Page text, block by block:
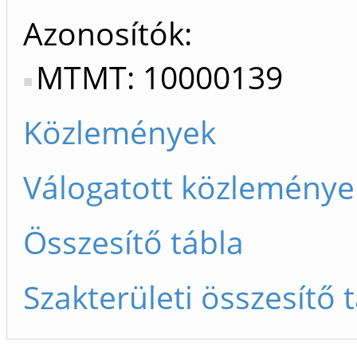
Azonosítók
MTMT: 10000139
Közlemények
Válogatott
Összesítő tábla
Szakterületi összesítő